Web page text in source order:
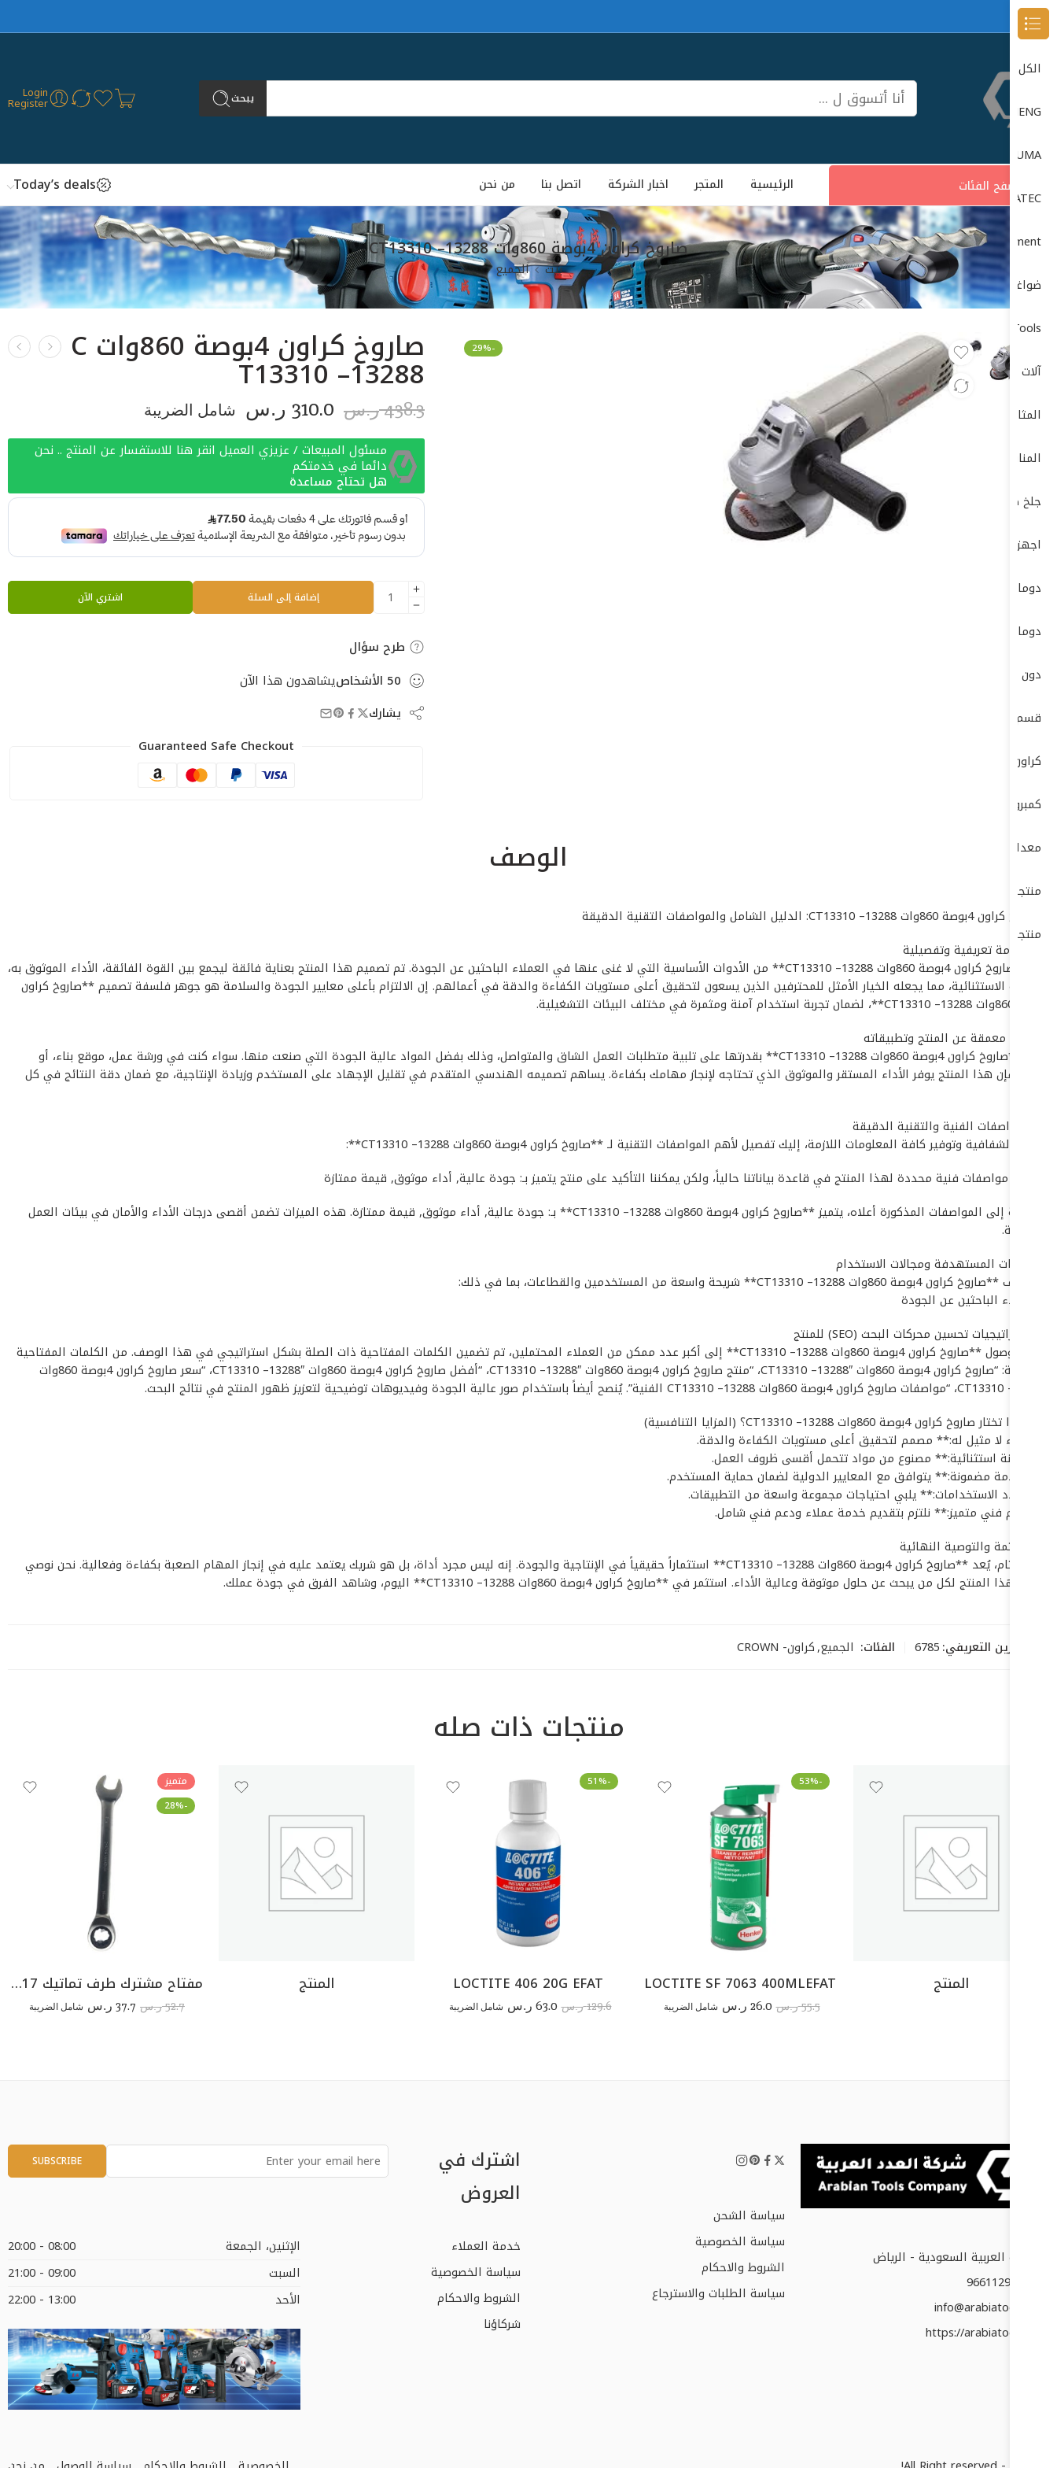
يبحث Login
Register
تصفح الفئات الرئيسية المتجر اخبار الشركة اتصل بنا من نحن Today’s deals
صاروخ كراون 4بوصة 860وات CT13310 –13288
بيت الجميع
-29% صاروخ كراون 4بوصة 860وات C
T13310 –13288
438.3 ر.س 310.0 ر.س شامل الضريبة
مسئول المبيعات / عزيزي العميل انقر هنا للاستفسار عن المنتج .. نحن
دائما في خدمتكم
هل تحتاج مساعدة
إضافة إلى السلة اشتري الآن
طرح سؤال
50 الأشخاصيشاهدون هذا الآن
يشارك
Guaranteed Safe Checkout
الوصف
# صاروخ كراون 4بوصة 860وات CT13310 –13288: الدليل الشامل والمواصفات التقنية الدقيقة
## مقدمة تعريفية وتفصيلية
تُعد **صاروخ كراون 4بوصة 860وات CT13310 –13288** من الأدوات الأساسية التي لا غنى عنها في العملاء الباحثين عن الجودة. تم تصميم هذا المنتج بعناية فائقة ليجمع بين القوة الفائقة، الأداء الموثوق به،
والمتانة الاستثنائية، مما يجعله الخيار الأمثل للمحترفين الذين يسعون لتحقيق أعلى مستويات الكفاءة والدقة في أعمالهم. إن الالتزام بأعلى معايير الجودة والسلامة هو جوهر فلسفة تصميم **صاروخ كراون
## نبذة معمقة عن المنتج وتطبيقاته
تتميز **صاروخ كراون 4بوصة 860وات CT13310 –13288** بقدرتها على تلبية متطلبات العمل الشاق والمتواصل، وذلك بفضل المواد عالية الجودة التي صنعت منها. سواء كنت في ورشة عمل، موقع بناء، أو
مصنع، فإن هذا المنتج يوفر الأداء المستقر والموثوق الذي تحتاجه لإنجاز مهامك بكفاءة. يساهم تصميمه الهندسي المتقدم في تقليل الإجهاد على المستخدم وزيادة الإنتاجية، مع ضمان دقة النتائج في كل
## المواصفات الفنية والتقنية الدقيقة
لضمان الشفافية وتوفير كافة المعلومات اللازمة، إليك تفصيل لأهم المواصفات التقنية لـ **صاروخ كراون 4بوصة 860وات CT13310 –13288**:
لا تتوفر مواصفات فنية محددة لهذا المنتج في قاعدة بياناتنا حالياً، ولكن يمكننا التأكيد على منتج يتميز بـ: جودة عالية, أداء موثوق, قيمة ممتازة
بالإضافة إلى المواصفات المذكورة أعلاه، يتميز **صاروخ كراون 4بوصة 860وات CT13310 –13288** بـ: جودة عالية, أداء موثوق, قيمة ممتازة. هذه الميزات تضمن أقصى درجات الأداء والأمان في بيئات العمل
المختلفة.
## الفئات المستهدفة ومجالات الاستخدام
يستهدف **صاروخ كراون 4بوصة 860وات CT13310 –13288** شريحة واسعة من المستخدمين والقطاعات، بما في ذلك:
* العملاء الباحثين عن الجودة
## استراتيجيات تحسين محركات البحث (SEO) للمنتج
لضمان وصول **صاروخ كراون 4بوصة 860وات CT13310 –13288** إلى أكبر عدد ممكن من العملاء المحتملين، تم تضمين الكلمات المفتاحية ذات الصلة بشكل استراتيجي في هذا الوصف. من الكلمات المفتاحية
المقترحة: “صاروخ كراون 4بوصة 860وات CT13310 –13288″، “منتج صاروخ كراون 4بوصة 860وات CT13310 –13288″، “أفضل صاروخ كراون 4بوصة 860وات CT13310 –13288″، “سعر صاروخ كراون 4بوصة 860وات
CT13310 –13288″، “مواصفات صاروخ كراون 4بوصة 860وات CT13310 –13288 الفنية”. يُنصح أيضاً باستخدام صور عالية الجودة وفيديوهات توضيحية لتعزيز ظهور المنتج في نتائج البحث.
## لماذا تختار صاروخ كراون 4بوصة 860وات CT13310 –13288؟ (المزايا التنافسية)
* **أداء لا مثيل له:** مصمم لتحقيق أعلى مستويات الكفاءة والدقة.
* **متانة استثنائية:** مصنوع من مواد تتحمل أقسى ظروف العمل.
* **سلامة مضمونة:** يتوافق مع المعايير الدولية لضمان حماية المستخدم.
* **تعدد الاستخدامات:** يلبي احتياجات مجموعة واسعة من التطبيقات.
* **دعم فني متميز:** نلتزم بتقديم خدمة عملاء ودعم فني شامل.
## الخاتمة والتوصية النهائية
في الختام، يُعد **صاروخ كراون 4بوصة 860وات CT13310 –13288** استثماراً حقيقياً في الإنتاجية والجودة. إنه ليس مجرد أداة، بل هو شريك يعتمد عليه في إنجاز المهام الصعبة بكفاءة وفعالية. نحن نوصي
بشدة بهذا المنتج لكل من يبحث عن حلول موثوقة وعالية الأداء. استثمر في **صاروخ كراون 4بوصة 860وات CT13310 –13288** اليوم، وشاهد الفرق في جودة عملك.
رمز التخزين التعريفي:6785 الفئات: الجميع,كراون- CROWN
منتجات ذات صله
المنتج
-53%
LOCTITE SF 7063 400MLEFAT
55.5 ر.س 26.0 ر.س شامل الضريبة
-51%
LOCTITE 406 20G EFAT
129.6 ر.س 63.0 ر.س شامل الضريبة
المنتج
متميز
-28%
مفتاح مشترك طرف تماتيك 17ملي DUMA دوما
52.7 ر.س 37.7 ر.س شامل الضريبة
المملكة العربية السعودية - الرياض
info@arabiatools.com
https://arabiatools.com
سياسة الشحن
سياسة الخصوصية
الشروط والاحكام
سياسة الطلبات والاسترجاع
اشترك في
العروض
خدمة العملاء
سياسة الخصوصية
الشروط والاحكام
شركاؤنا
الإثنين، الجمعة
08:00 - 20:00
السبت
09:00 - 21:00
الأحد
13:00 - 22:00
الكل
DONG CHENG دون شون
DUMA
DUMATEC
Garage Equipment (معدات الورش)
ضواغط الهواء (Air Compressors)
Power Tools (الأدوات الكهربائية)
آلات الصنفرة (Sanders)
المثاقب الكهربائية (Drills)
المناشير الكهربائية (Saws)
جلخ صاروخ
اجهزة-كهربائية-وضغط-عالي
دوما
دوماتيك
دون شون DONG CHENG
قسم الكهرباء ELECTRIC DEP
كراون- CROWN
كمبروسرات + طرمبات
معدات البناشر ومراكز الصيانة
منتجات بوش – BOSCH
منتجات ماكيتا – MAKITA